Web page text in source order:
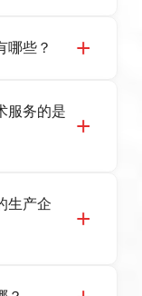
哪些？
LNR 天然、
，资质齐
服务的是
化设计、现货
主营
生产企